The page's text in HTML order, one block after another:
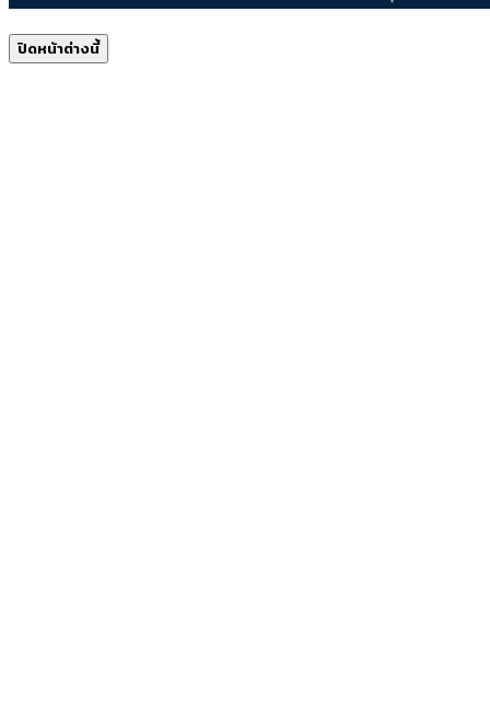
ปิดหน้าต่างนี้